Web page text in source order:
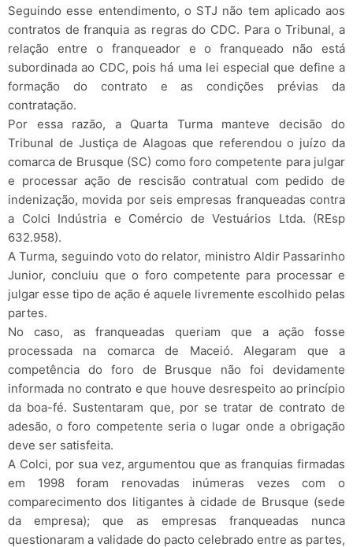
Seguindo esse entendimento, o STJ não tem aplicado aos
contratos de franquia as regras do CDC. Para o Tribunal, a
relação entre o franqueador e o franqueado não está
subordinada ao CDC, pois há uma lei especial que define a
formação do contrato e as condições prévias da
contratação.
Por essa razão, a Quarta Turma manteve decisão do
Tribunal de Justiça de Alagoas que referendou o juízo da
comarca de Brusque (SC) como foro competente para julgar
e processar ação de rescisão contratual com pedido de
indenização, movida por seis empresas franqueadas contra
a Colci Indústria e Comércio de Vestuários Ltda. (REsp
632.958).
A Turma, seguindo voto do relator, ministro Aldir Passarinho
Junior, concluiu que o foro competente para processar e
julgar esse tipo de ação é aquele livremente escolhido pelas
partes.
No caso, as franqueadas queriam que a ação fosse
processada na comarca de Maceió. Alegaram que a
competência do foro de Brusque não foi devidamente
informada no contrato e que houve desrespeito ao princípio
da boa-fé. Sustentaram que, por se tratar de contrato de
adesão, o foro competente seria o lugar onde a obrigação
deve ser satisfeita.
A Colci, por sua vez, argumentou que as franquias firmadas
em 1998 foram renovadas inúmeras vezes com o
comparecimento dos litigantes à cidade de Brusque (sede
da empresa); que as empresas franqueadas nunca
questionaram a validade do pacto celebrado entre as partes,